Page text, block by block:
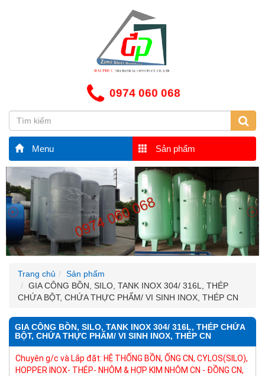
0974 060 068
Menu Sản phẩm
Trang chủ
Sản phẩm
GIA CÔNG BỒN, SILO, TANK INOX 304/ 316L, THÉP
CHỨA BỘT, CHỨA THỰC PHẨM/ VI SINH INOX, THÉP CN
GIA CÔNG BỒN, SILO, TANK INOX 304/ 316L, THÉP CHỨA
BỘT, CHỨA THỰC PHẨM/ VI SINH INOX, THÉP CN
Chuyên g/c và Lắp đặt: HỆ THỐNG BỒN, ỐNG CN, CYLOS(SILO),
HOPPER INOX- THÉP- NHÔM & HỢP KIM NHÔM CN - ĐỒNG CN,